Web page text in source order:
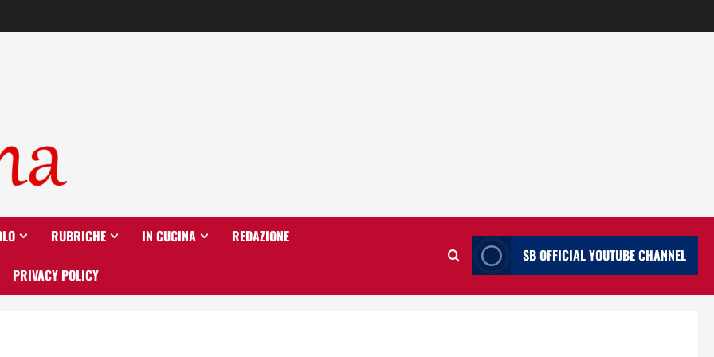
RUBRICHE IN CUCINA REDAZIONE
PRIVACY POLICY
SB OFFICIAL YOUTUBE CHANNEL